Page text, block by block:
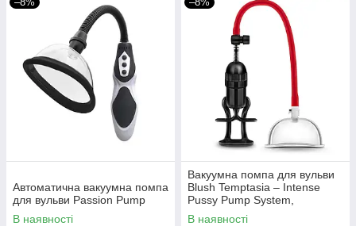
Автоматична вакуумна помпа
для вульви Passion Pump
В наявності
Вакуумна помпа для вульви
Blush Temptasia – Intense
Pussy Pump System,
механічна, важіль
В наявності